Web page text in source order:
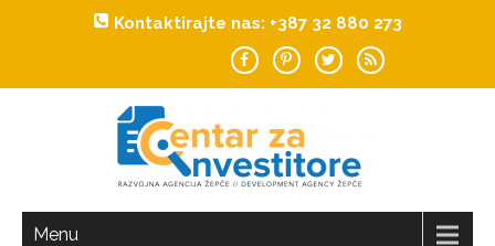
Kontaktirajte nas: +387 32 880 273
CENTAR ZA INVESTITORE
Menu